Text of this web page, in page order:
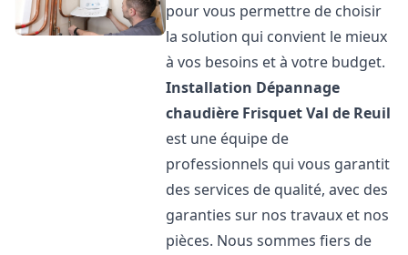
pour vous permettre de choisir
la solution qui convient le mieux
à vos besoins et à votre budget.
Installation Dépannage
chaudière FrisquetVal de Reuil
est une équipe de
professionnels qui vous garantit
des services de qualité, avec des
garanties sur nos travaux et nos
pièces. Nous sommes fiers de